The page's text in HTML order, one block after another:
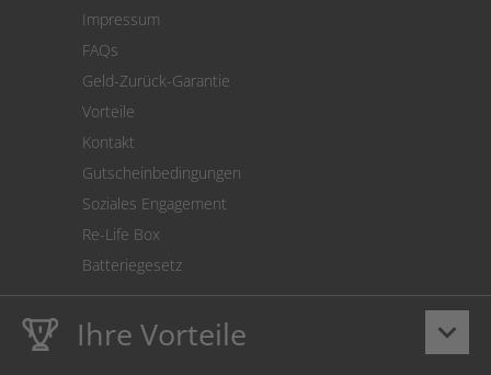
Cookie Einstellungen
Impressum
FAQs
Geld-Zurück-Garantie
Vorteile
Kontakt
Gutscheinbedingungen
Soziales Engagement
Re-Life Box
Batteriegesetz
keyboard_arrow_down
Ihre Vorteile